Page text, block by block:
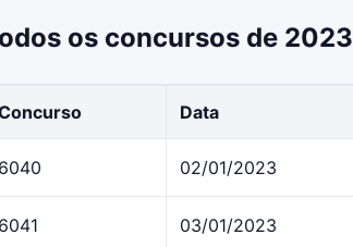
os concursos de 2023
Data
6040 02/01/2023
6041 03/01/2023